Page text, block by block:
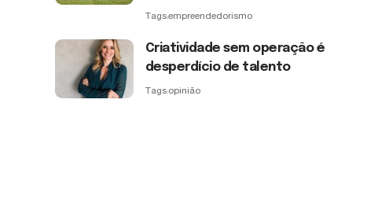
Tags:empreendedorismo
Criatividade sem operação é
desperdício de talento
Tags:opinião